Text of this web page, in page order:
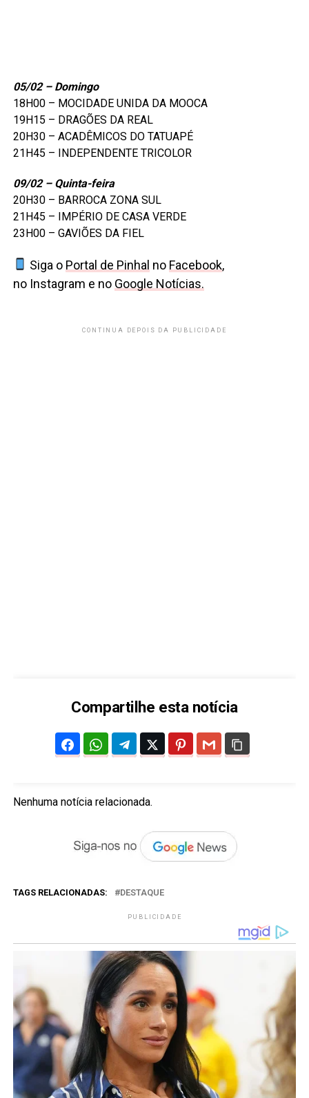
05/02 – Domingo
18H00 – MOCIDADE UNIDA DA MOOCA
19H15 – DRAGÕES DA REAL
20H30 – ACADÊMICOS DO TATUAPÉ
21H45 – INDEPENDENTE TRICOLOR
09/02 – Quinta-feira
20H30 – BARROCA ZONA SUL
21H45 – IMPÉRIO DE CASA VERDE
23H00 – GAVIÕES DA FIEL
Siga o Portal de Pinhal no Facebook,
no Instagram e no Google Notícias.
CONTINUA DEPOIS DA PUBLICIDADE
Compartilhe esta notícia
Nenhuma notícia relacionada.
TAGS RELACIONADAS: DESTAQUE
PUBLICIDADE